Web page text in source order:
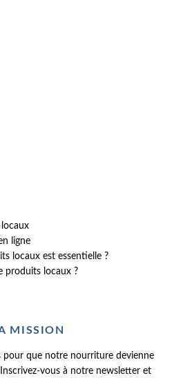
ligne
locaux est essentielle ?
produits locaux ?
MISSION
pour que notre nourriture devienne
vous à notre newsletter et